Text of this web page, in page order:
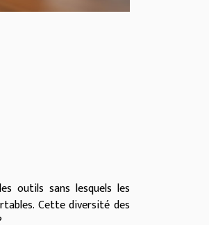
outils sans lesquels les
Cette diversité des